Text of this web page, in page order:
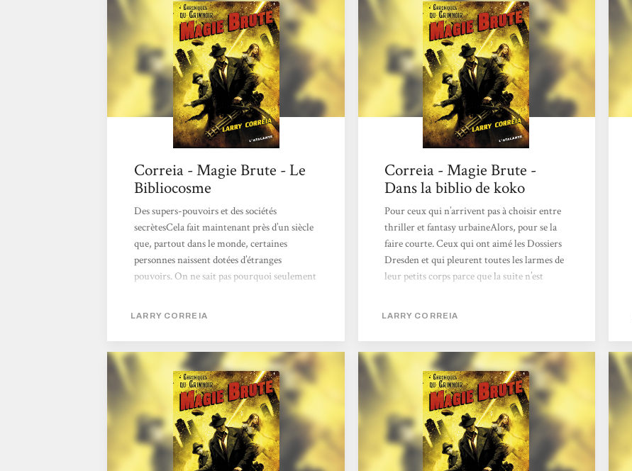
1930, la magie est présente depuis déjà 80
ans. 1/100 de la population possède un
pouvoir latent, les passifs, et 1/1000 sont des
actifs. Brute,...
fantasy qui voudraient que celle-ci
provienne de la nature ancestrale et
constitue donc l’antithèse de la science (on
ne sait pas en revanche si la magie des récits...
Correia - Magie Brute - Le
Bibliocosme
Des supers-pouvoirs et des sociétés
secrètesCela fait maintenant près d’un siècle
que, partout dans le monde, certaines
personnes naissent dotées d’étranges
pouvoirs. On ne sait pas pourquoi seulement
régulièrement, un enfant naît doté
d’habilités extraordinaires. Les « bougeurs »
sont capables de déplacer des objets par la
pensée, les « estompeurs », eux, peuvent
traverser les objets tandis que les « lourds »
ont...
LARRY CORREIA
Correia - Magie Brute -
Dans la biblio de koko
Pour ceux qui n’arrivent pas à choisir entre
thriller et fantasy urbaineAlors, pour se la
faire courte. Ceux qui ont aimé les Dossiers
Dresden et qui pleurent toutes les larmes de
leur petits corps parce que la suite n’est
qui se souviennent encore de la guerre et on
une politique du gouvernement qui
commencent à bien sentir qu’on devra se
débrouiller tous seuls. Il y a ceux qui
approchent de la misère et ceux qui sont très
très riches. On sait que la deuxième guerre
mondiale n’aura...
LARRY CORREIA